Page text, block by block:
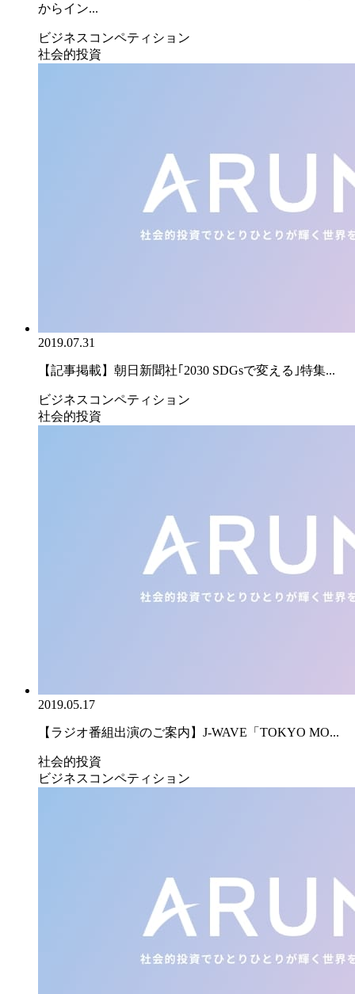
からイン...
ビジネスコンペティション
社会的投資
2019.07.31
【記事掲載】朝日新聞社｢2030 SDGsで変える｣特集...
ビジネスコンペティション
社会的投資
2019.05.17
【ラジオ番組出演のご案内】J-WAVE「TOKYO MO...
社会的投資
ビジネスコンペティション